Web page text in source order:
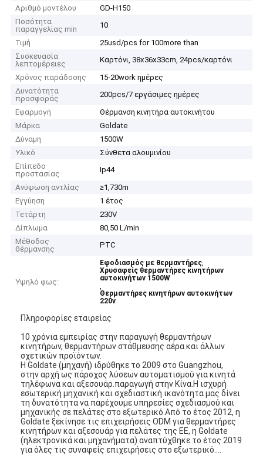
Αριθμό μοντέλου
GD-H150
Ποσότητα
παραγγελίας min
10
Τιμή
25usd/pcs for 100more than
Συσκευασία
λεπτομέρειες
Καρτόνι, 38x36x33cm, 24pcs/καρτόνι
Χρόνος παράδοσης
15-20work ημέρες
Δυνατότητα
προσφοράς
200pcs/7 εργάσιμες ημέρες
Εφαρμογή
Θέρμανση κινητήρα αυτοκινήτου
Μάρκα
Goldate
Δύναμη
1500W
Υλικό
Σύνθετα αλουμινίου
Επίπεδο
προστασίας
Ip44
Ανύψωση αντλίας
≥1,730m
Εγγύηση
1 έτος
Τετάρτη
230V
Δίπλωμα
80,50 L/min
Μέθοδος
θέρμανσης
PTC
Υψηλό φως:
Εφοδιασμός με θερμαντήρες,
Χρυσαφείς θερμαντήρες κινητήρων
αυτοκινήτων 1500W
,
Θερμαντήρες κινητήρων αυτοκινήτων
220v
Πληροφορίες εταιρείας
10 χρόνια εμπειρίας στην παραγωγή θερμαντήρων
κινητήρων, θερμαντήρων στάθμευσης αέρα και άλλων
σχετικών προϊόντων.
Η Goldate (μηχανή) ιδρύθηκε το 2009 στο Guangzhou,
στην αρχή ως πάροχος λύσεων αυτοματισμού για κινητά
τηλέφωνα και αξεσουάρ.παραγωγή στην Κίνα.Η ισχυρή
εσωτερική μηχανική και σχεδιαστική ικανότητα μας δίνει
τη δυνατότητα να παρέχουμε υπηρεσίες σχεδιασμού και
μηχανικής σε πελάτες στο εξωτερικό.Από το έτος 2012, η
Goldate ξεκίνησε τις επιχειρήσεις ODM για θερμαντήρες
κινητήρων και αξεσουάρ για πελάτες της ΕΕ, η Goldate
(ηλεκτρονικά και μηχανήματα) αναπτύχθηκε το έτος 2019
για όλες τις συναφείς επιχειρήσεις στο εξωτερικό....